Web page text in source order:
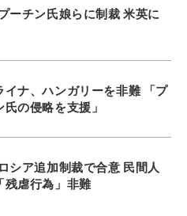
ーチン氏娘らに制裁 米英に
イナ、ハンガリーを非難 「プ
氏の侵略を支援」
シア追加制裁で合意 民間人
残虐行為」非難